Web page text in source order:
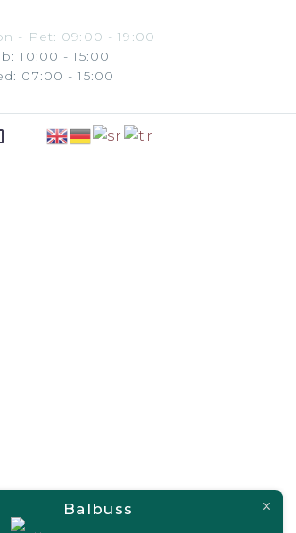
- Pet: 09:00 - 19:00
10:00 - 15:00
07:00 - 15:00
Balbuss